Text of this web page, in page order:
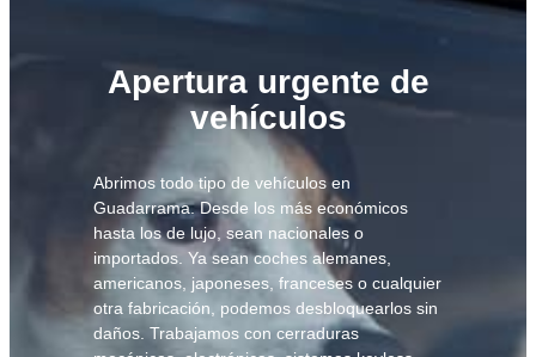
Apertura urgente de
vehículos
Abrimos todo tipo de vehículos en
Guadarrama. Desde los más económicos
hasta los de lujo, sean nacionales o
importados. Ya sean coches alemanes,
americanos, japoneses, franceses o cualquier
otra fabricación, podemos desbloquearlos sin
daños. Trabajamos con cerraduras